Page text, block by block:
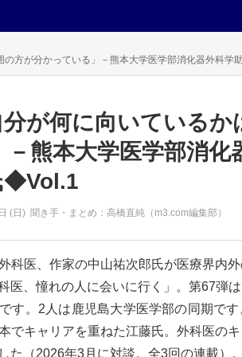
の方が分かっている」－熊本大学医学部消化器外科学
分が何に向いているか
熊本大学医学部消化
◆Vol.1
(日) 聞き手・まとめ：高橋直純（m3.com編集部）
科医、作家の中山祐次郎氏が医療界内
医、憧れの人に会いに行く」。第67弾
す。2人は鹿児島大学医学部の同期で
でキャリアを重ねた江藤氏。外科医の
た（2026年3月に対談。全3回の連載）